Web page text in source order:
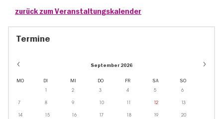
zurück zum Veranstaltungskalender
Termine
September 2026
MO DI MI DO FR SA SO
1 2 3 4 5 6
7 8 9 10 11 12 13
14 15 16 17 18 19 20